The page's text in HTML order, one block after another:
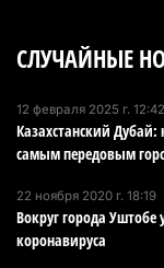
катеров для
пилотов
5 августа 2026 г.
В Alatau City
директора по
СЛУЧАЙНЫЕ
12 февраля 2025 г. 12:42
Казахстанский Дубай:
самым передовым
22 ноября 2020 г. 18:19
Вокруг города
коронавируса